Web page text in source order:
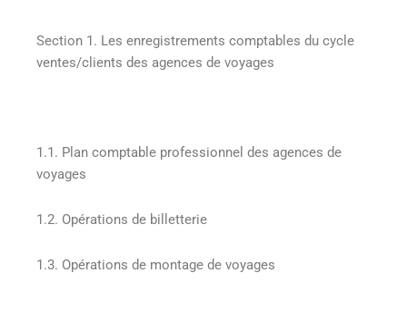
Section 1. Les enregistrements comptables du cycle
ventes/clients des agences de voyages
1.1. Plan comptable professionnel des agences de
voyages
1.2. Opérations de billetterie
1.3. Opérations de montage de voyages